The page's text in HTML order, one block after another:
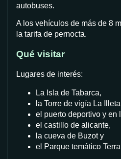
autobuses.
A los vehículos de más de 8
la tarifa de pernocta.
Qué visitar
Lugares de interés:
La Isla de Tabarca,
la Torre de vigía La
el puerto deportivo y en
el castillo de alicante,
la cueva de Buzot y
el Parque temático